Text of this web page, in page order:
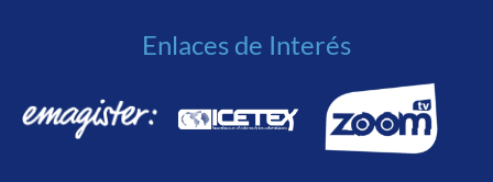
Enlaces de Interés